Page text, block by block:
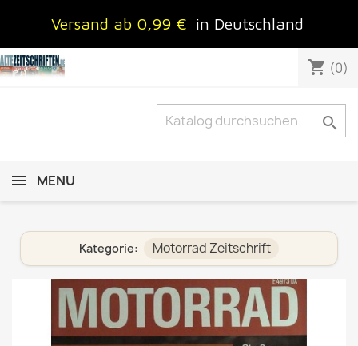
Versand ab 0,99 € in Deutschland
shopping_cart (0)

MENU
Kategorie: Motorrad Zeitschrift